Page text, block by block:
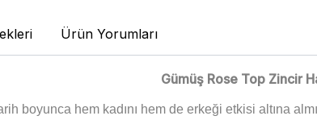
Ürün Yorumları
Gümüş Rose Top Zincir
boyunca hem kadını hem de erkeği etkisi altına